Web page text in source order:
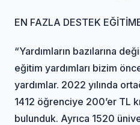
EN FAZLA DESTEK
“Yardımların bazılarına
eğitim yardımları bizim
yardımlar. 2022 yılında
1412 öğrenciye 200’er TL
bulunduk. Ayrıca 1520